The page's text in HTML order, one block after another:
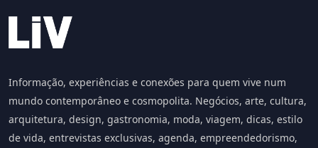
Informação, experiências e conexões para quem vive num
mundo contemporâneo e cosmopolita. Negócios, arte, cultura,
arquitetura, design, gastronomia, moda, viagem, dicas, estilo
de vida, entrevistas exclusivas, agenda, empreendedorismo,